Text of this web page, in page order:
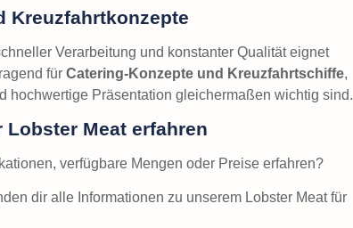
Kreuzfahrtkonzepte
Verarbeitung und konstanter Qualität eignet
für Catering-Konzepte und Kreuzfahrtschiffe,
hochwertige Präsentation gleichermaßen wichtig sind.
Meat erfahren
verfügbare Mengen oder Preise erfahren?
dir alle Informationen zu unserem Lobster Meat für